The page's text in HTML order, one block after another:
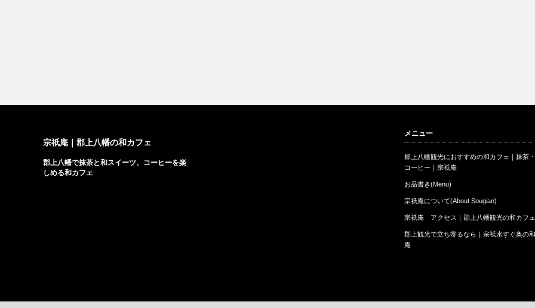
宗祇庵｜郡上八幡の和カフェ
郡上八幡で抹茶と和スイーツ、コーヒーを楽
しめる和カフェ
メニュー
郡上八幡観光におすすめの和カフェ｜抹茶
コーヒー｜宗祇庵
お品書き(Menu)
宗祇庵について(About Sougian)
宗祇庵 アクセス｜郡上八幡観光の和カフェ
郡上観光で立ち寄るなら｜宗祇水すぐ奥の
庵